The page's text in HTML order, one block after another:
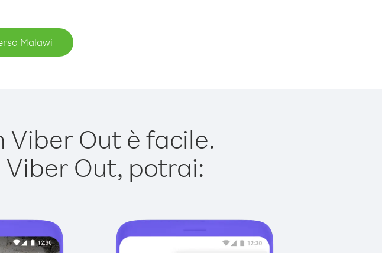
Malawi
Out è facile.
Out, potrai: